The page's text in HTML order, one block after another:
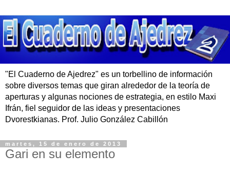
"El Cuaderno de Ajedrez" es un torbellino de información
sobre diversos temas que giran alrededor de la teoría de
aperturas y algunas nociones de estrategia, en estilo Maxi
Ifrán, fiel seguidor de las ideas y presentaciones
Dvorestkianas. Prof. Julio González Cabillón
martes, 15 de enero de 2013
Gari en su elemento